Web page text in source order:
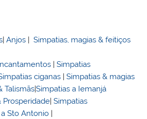
|Anjos |Simpatias, magias & feitiços
|Simpatias
ciganas |Simpatias & magias
Talismãs|Simpatias a Iemanjá
Prosperidade |Simpatias
Sto Antonio